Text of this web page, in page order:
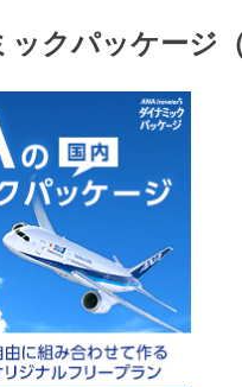
クパッケージ（